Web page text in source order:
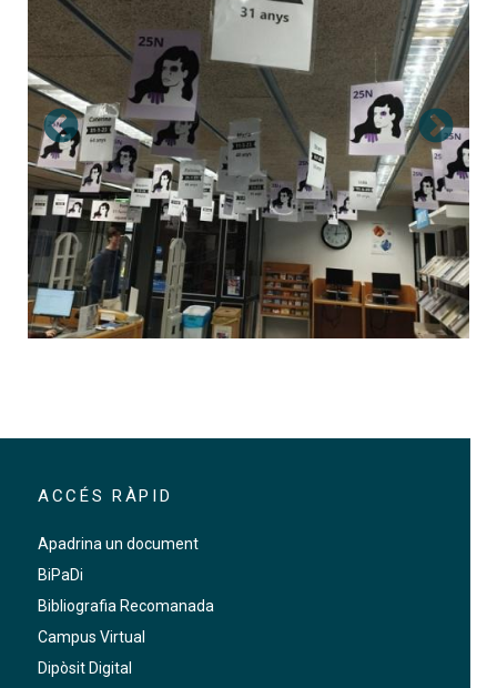
ACCÉS RÀPID
Apadrina un document
BiPaDi
Bibliografia Recomanada
Campus Virtual
Dipòsit Digital